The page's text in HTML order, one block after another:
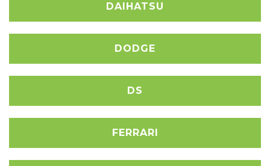
DAIHATSU
DODGE
DS
FERRARI